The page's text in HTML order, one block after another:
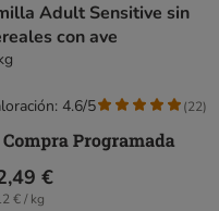
Adult Sensitive sin
con ave
€
€ / kg
4.6/5 (22)